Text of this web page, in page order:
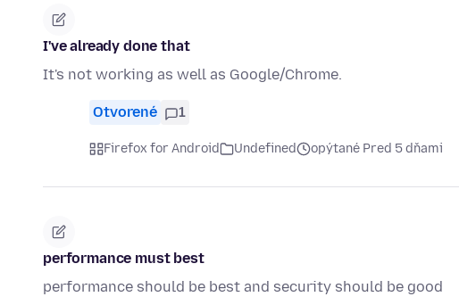
I've already done that
It's not working as well as Google/Chrome.
Otvorené 1
Firefox for Android Undefined opýtané Pred 5 dňami
performance must best
performance should be best and security should be good